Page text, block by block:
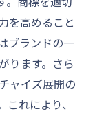
を高めること
ブランドの一
ります。さら
ャイズ展開の
れにより、